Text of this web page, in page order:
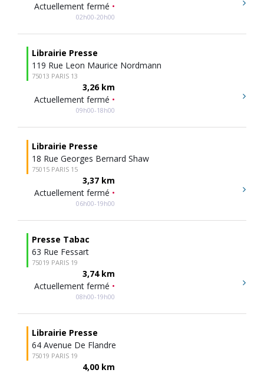
Actuellement fermé •
02h00-20h00
Librairie Presse
119 Rue Leon Maurice Nordmann
75013 PARIS 13
3,26 km
Actuellement fermé •
09h00-18h00
Librairie Presse
18 Rue Georges Bernard Shaw
75015 PARIS 15
3,37 km
Actuellement fermé •
06h00-19h00
Presse Tabac
63 Rue Fessart
75019 PARIS 19
3,74 km
Actuellement fermé •
08h00-19h00
Librairie Presse
64 Avenue De Flandre
75019 PARIS 19
4,00 km